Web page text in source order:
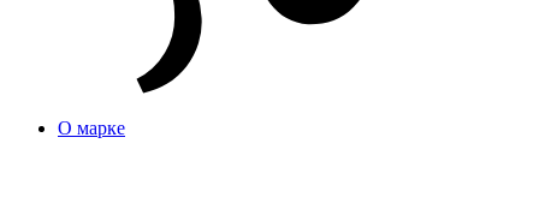
О марке